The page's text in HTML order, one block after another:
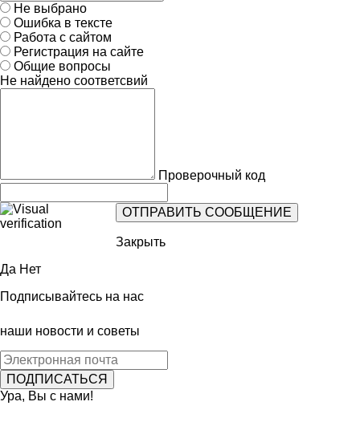
Не выбрано
Ошибка в тексте
Работа с сайтом
Регистрация на сайте
Общие вопросы
Не найдено соответсвий
Проверочный код
Закрыть
Да Нет
Подписывайтесь на нас
наши новости и советы
Ура, Вы с нами!